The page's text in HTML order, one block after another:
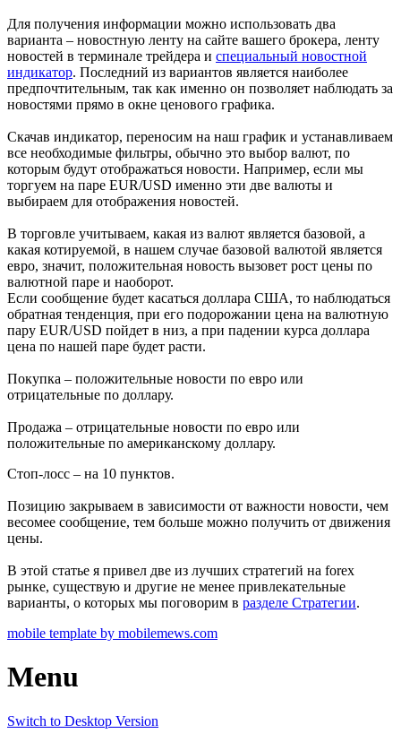
Для получения информации можно использовать два
варианта – новостную ленту на сайте вашего брокера, ленту
новостей в терминале трейдера и специальный новостной
индикатор. Последний из вариантов является наиболее
предпочтительным, так как именно он позволяет наблюдать за
новостями прямо в окне ценового графика.
Скачав индикатор, переносим на наш график и устанавливаем
все необходимые фильтры, обычно это выбор валют, по
которым будут отображаться новости. Например, если мы
торгуем на паре EUR/USD именно эти две валюты и
выбираем для отображения новостей.
В торговле учитываем, какая из валют является базовой, а
какая котируемой, в нашем случае базовой валютой является
евро, значит, положительная новость вызовет рост цены по
валютной паре и наоборот.
Если сообщение будет касаться доллара США, то наблюдаться
обратная тенденция, при его подорожании цена на валютную
пару EUR/USD пойдет в низ, а при падении курса доллара
цена по нашей паре будет расти.
Покупка – положительные новости по евро или
отрицательные по доллару.
Продажа – отрицательные новости по евро или
положительные по американскому доллару.
Стоп-лосс – на 10 пунктов.
Позицию закрываем в зависимости от важности новости, чем
весомее сообщение, тем больше можно получить от движения
цены.
В этой статье я привел две из лучших стратегий на forex
рынке, существую и другие не менее привлекательные
варианты, о которых мы поговорим в разделе Стратегии.
mobile template by mobilemews.com
Menu
Switch to Desktop Version